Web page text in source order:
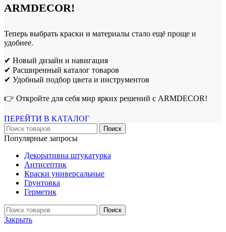
ARMDECOR!
Теперь выбрать краски и материалы стало ещё проще и
удобнее.
✔ Новый дизайн и навигация
✔ Расширенный каталог товаров
✔ Удобный подбор цвета и инструментов
👉 Откройте для себя мир ярких решений с ARMDECOR!
ПЕРЕЙТИ В КАТАЛОГ
Поиск
Популярные запросы
Декоративна штукатурка
Антисептик
Краски универсальные
Грунтовка
Герметик
Поиск
Закрыть